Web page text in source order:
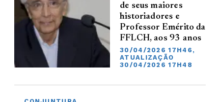
de seus maiores
historiadores e
Professor Emérito da
FFLCH, aos 93 anos
30/04/2026 17H46,
ATUALIZAÇÃO
30/04/2026 17H48